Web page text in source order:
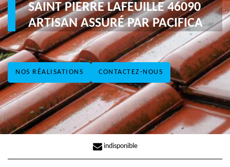
NOS RÉALISATIONS CONTACTEZ-NOUS
SAINT PIERRE LAFEUILLE 46090
ARTISAN ASSURÉ PAR PACIFICA
indisponible